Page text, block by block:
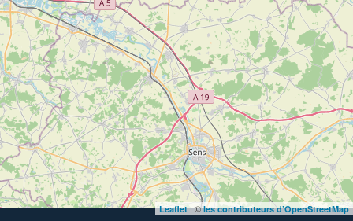
Leaflet| ©les contributeurs d’OpenStreetMap